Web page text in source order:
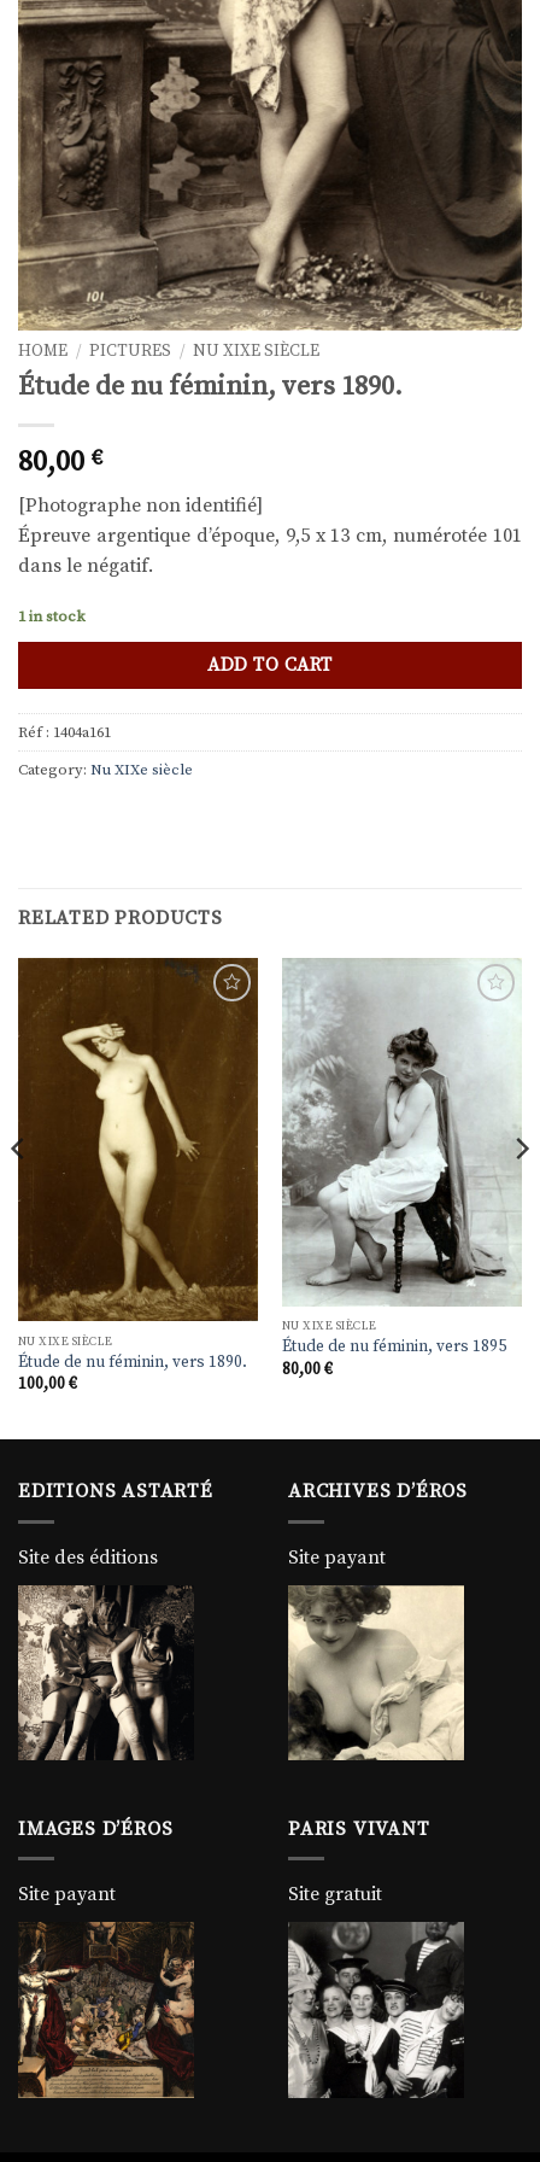
HOME / PICTURES / NU XIXE SIÈCLE
Étude de nu féminin, vers 1890.
80,00 €
[Photographe non identifié]
Épreuve argentique d’époque, 9,5 x 13 cm, numérotée 101
dans le négatif.
1 in stock
ADD TO CART
Réf : 1404a161
Category: Nu XIXe siècle
RELATED PRODUCTS
Ajouter
NU XIXE SIÈCLE
Étude de nu féminin, vers 1890.
100,00€
NU XIXE SIÈCLE
Étude de nu féminin, vers 1895
80,00€
EDITIONS ASTARTÉ
Site des éditions
ARCHIVES D’ÉROS
Site payant
IMAGES D’ÉROS
Site payant
PARIS VIVANT
Site gratuit